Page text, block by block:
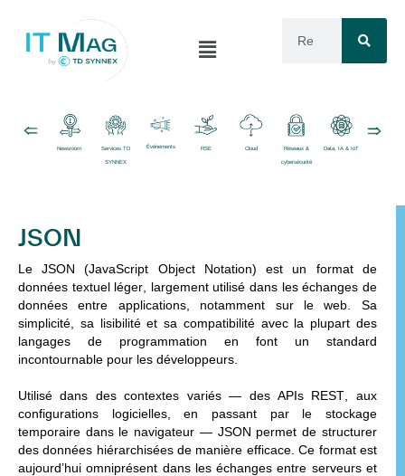
Newsroom Services TD
SYNNEX
Événements RSE Cloud Réseaux &
cybersécurité
Data, IA & IoT
JSON
LeJSON (JavaScript Object Notation) est un format de
données textuel léger , largement utilisé dans les échanges de
données entre applications, notamment sur le web. Sa
simplicité, sa lisibilité et sa compatibilité avec la plupart des
langages de programmation en font un standard
incontournable pour les développeurs.
Utilisé dans des contextes variés — desAPIs REST , aux
configurations logicielles, en passant par le stockage
temporaire dans le navigateur — JSON permet de structurer
des données hiérarchisées de manière efficace. Ce format est
aujourd’hui omniprésent dans les échanges entre serveurset